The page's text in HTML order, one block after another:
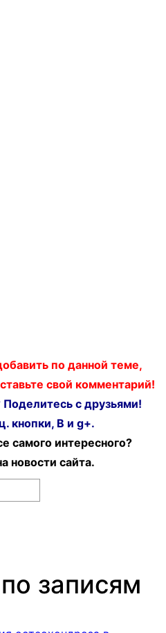
по данной теме,
свой комментарий!
Поделитесь с друзьями!
кнопки, В и g+.
самого интересного?
новости сайта.
записям